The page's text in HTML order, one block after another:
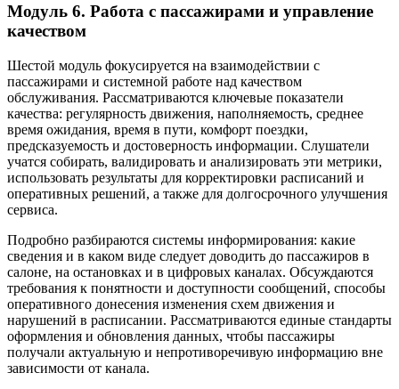
Модуль 6. Работа с пассажирами и управление
качеством
Шестой модуль фокусируется на взаимодействии с
пассажирами и системной работе над качеством
обслуживания. Рассматриваются ключевые показатели
качества: регулярность движения, наполняемость, среднее
время ожидания, время в пути, комфорт поездки,
предсказуемость и достоверность информации. Слушатели
учатся собирать, валидировать и анализировать эти метрики,
использовать результаты для корректировки расписаний и
оперативных решений, а также для долгосрочного улучшения
сервиса.
Подробно разбираются системы информирования: какие
сведения и в каком виде следует доводить до пассажиров в
салоне, на остановках и в цифровых каналах. Обсуждаются
требования к понятности и доступности сообщений, способы
оперативного донесения изменения схем движения и
нарушений в расписании. Рассматриваются единые стандарты
оформления и обновления данных, чтобы пассажиры
получали актуальную и непротиворечивую информацию вне
зависимости от канала.